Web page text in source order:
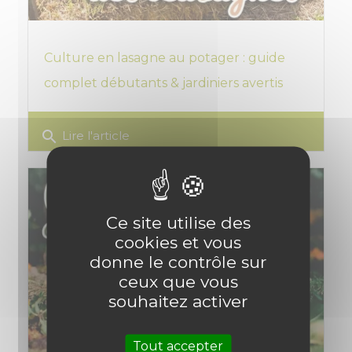
Culture en lasagne au potager : guide
complet débutants & jardiniers avertis
search Lire l'article
Ce site utilise des
cookies et vous
donne le contrôle sur
ceux que vous
souhaitez activer
Tout accepter